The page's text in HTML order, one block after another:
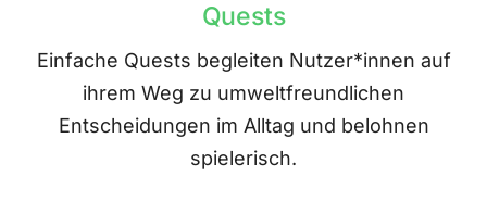
Quests
Einfache Quests begleiten Nutzer*innen auf
ihrem Weg zu umweltfreundlichen
Entscheidungen im Alltag und belohnen
spielerisch.